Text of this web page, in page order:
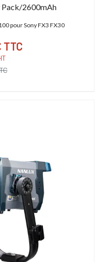
2600mAh
pour Sony FX3 FX30